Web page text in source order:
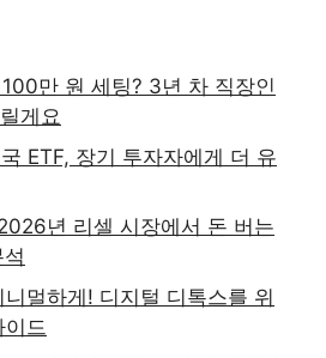
만 원 세팅? 3년 차 직장인
게요
ETF, 장기 투자자에게 더 유
년 리셀 시장에서 돈 버는
멀하게! 디지털 디톡스를 위
드